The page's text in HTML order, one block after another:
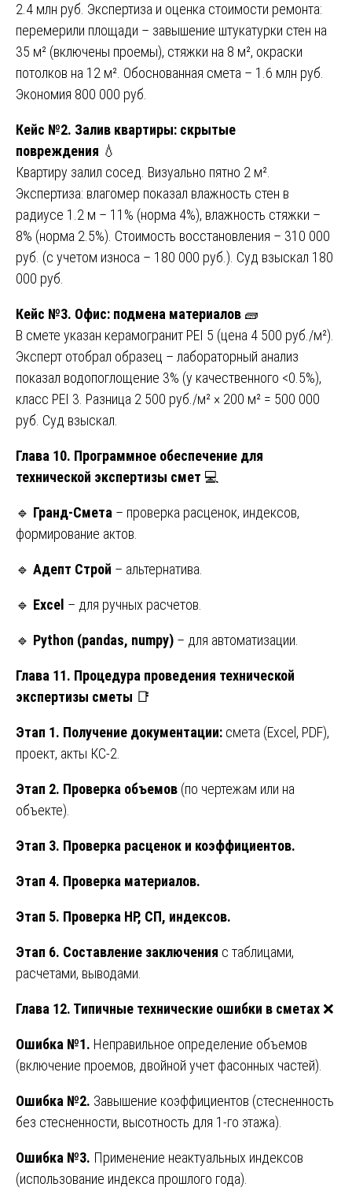
2.4 млн руб. Экспертиза и оценка стоимости ремонта:
перемерили площади – завышение штукатурки стен на
35 м² (включены проемы), стяжки на 8 м², окраски
потолков на 12 м². Обоснованная смета – 1.6 млн руб.
Экономия 800 000 руб.
Кейс №2. Залив квартиры: скрытые
повреждения 💧
Квартиру залил сосед. Визуально пятно 2 м².
Экспертиза: влагомер показал влажность стен в
радиусе 1.2 м – 11% (норма 4%), влажность стяжки –
8% (норма 2.5%). Стоимость восстановления – 310 000
руб. (с учетом износа – 180 000 руб.). Суд взыскал 180
000 руб.
Кейс №3. Офис: подмена материалов 🧱
В смете указан керамогранит PEI 5 (цена 4 500 руб./м²).
Эксперт отобрал образец – лабораторный анализ
показал водопоглощение 3% (у качественного <0.5%),
класс PEI 3. Разница 2 500 руб./м² × 200 м² = 500 000
руб. Суд взыскал.
Глава 10. Программное обеспечение для
технической экспертизы смет 💻
🔹 Гранд-Смета – проверка расценок, индексов,
формирование актов.
🔹 Адепт Строй – альтернатива.
🔹 Excel – для ручных расчетов.
🔹 Python (pandas, numpy) – для автоматизации.
Глава 11. Процедура проведения технической
экспертизы сметы 📑
Этап 1. Получение документации: смета (Excel, PDF),
проект, акты КС-2.
Этап 2. Проверка объемов (по чертежам или на
объекте).
Этап 3. Проверка расценок и коэффициентов.
Этап 4. Проверка материалов.
Этап 5. Проверка НР, СП, индексов.
Этап 6. Составление заключения с таблицами,
расчетами, выводами.
Глава 12. Типичные технические ошибки в сметах❌
Ошибка №1. Неправильное определение объемов
(включение проемов, двойной учет фасонных частей).
Ошибка №2. Завышение коэффициентов (стесненность
без стесненности, высотность для 1-го этажа).
Ошибка №3. Применение неактуальных индексов
(использование индекса прошлого года).